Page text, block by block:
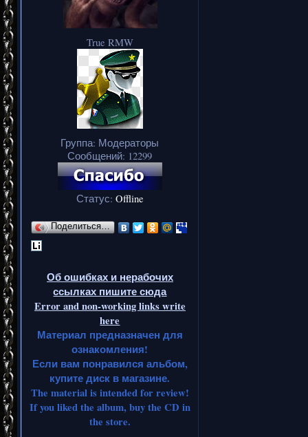
True RMW
Группа: Модераторы
Сообщений: 12299
Статус: Offline
Поделиться…
Об ошибках и нерабочих
ссылках пишите сюда
Error and non-working links write
here
Материал предназначен для
ознакомления!
Если вам понравился альбом,
купите диск в магазине.
The material is intended for review!
If you liked the album, buy the CD in
the store.